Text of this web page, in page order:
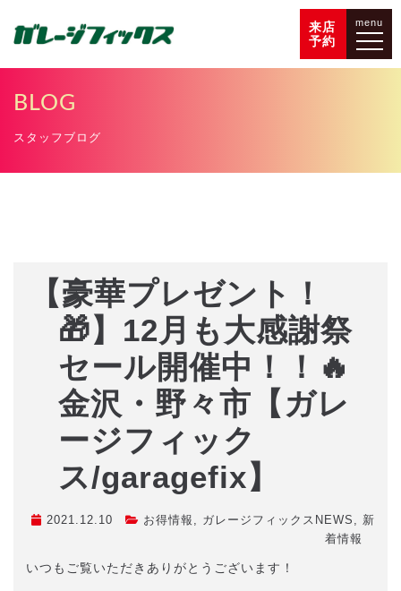
来店
予約
menu
BLOG
スタッフブログ
【豪華プレゼント！
🎁】12月も大感謝祭
セール開催中！！🔥
金沢・野々市【ガレ
ージフィック
ス/garagefix】
2021.12.10 お得情報 , ガレージフィックスNEWS , 新
着情報
いつもご覧いただきありがとうございます！